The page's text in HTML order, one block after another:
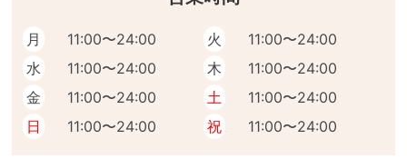
月 11:00〜24:00 火
11:00〜24:00
水
11:00〜24:00 木
11:00〜24:00
金
11:00〜24:00 土
11:00〜24:00
日
11:00〜24:00 祝 11:00〜24:00